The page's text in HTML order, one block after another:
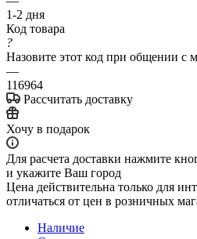
1-2 дня
Код товара
?
Назовите этот код при общении с
—
116964
Рассчитать доставку
Хочу в подарок
Для расчета доставки нажмите
и укажите Ваш город
Цена действительна только для
отличаться от цен в розничных
Наличие